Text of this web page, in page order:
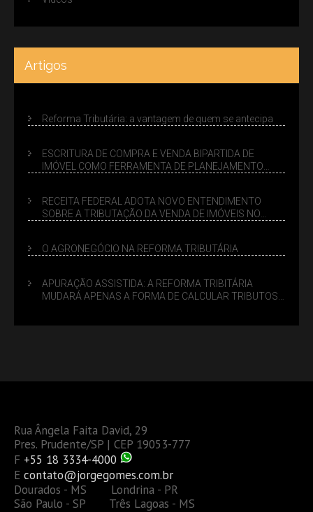
Artigos
Reforma Tributária: a vantagem de quem se antecipa
ESCRITURA DE COMPRA E VENDA BIPARTIDA DE
IMÓVEL COMO FERRAMENTA DE PLANEJAMENTO
RECEITA FEDERAL ADOTA NOVO ENTENDIMENTO
SOBRE A TRIBUTAÇÃO DA VENDA DE IMÓVEIS NO
O AGRONEGÓCIO NA REFORMA TRIBUTÁRIA
APURAÇÃO ASSISTIDA: A REFORMA TRIBITÁRIA
MUDARÁ APENAS A FORMA DE CALCULAR TRIBUTOS
Rua Ângela Faita David, 29
Pres. Prudente/SP | CEP 19053-777
F +55 18 3334-4000
E contato@jorgegomes.com.br
Dourados - MS Londrina - PR
São Paulo - SP Três Lagoas - MS